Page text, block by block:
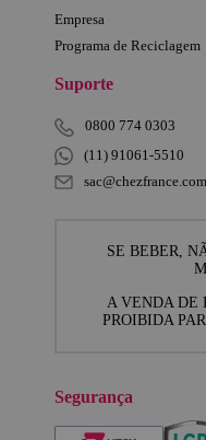
Empresa
Programa de Reciclagem
Suporte
0800 774 0303
(11) 91061-5510
SE BEBER,
A VENDA DE
PROIBIDA
Segurança